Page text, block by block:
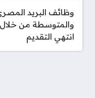
والمتوسطة من خلال
انتهي التقديم